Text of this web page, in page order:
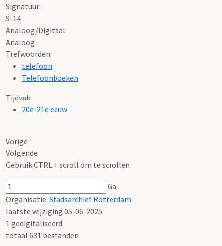
Signatuur:
S-14
Analoog/Digitaal:
Analoog
Trefwoorden:
telefoon
Telefoonboeken
Tijdvak:
20e-21e eeuw
Vorige
Volgende
Gebruik CTRL + scroll om te scrollen
Ga
Organisatie: Stadsarchief Rotterdam
laatste wijziging 05-06-2025
1 gedigitaliseerd
totaal 631 bestanden